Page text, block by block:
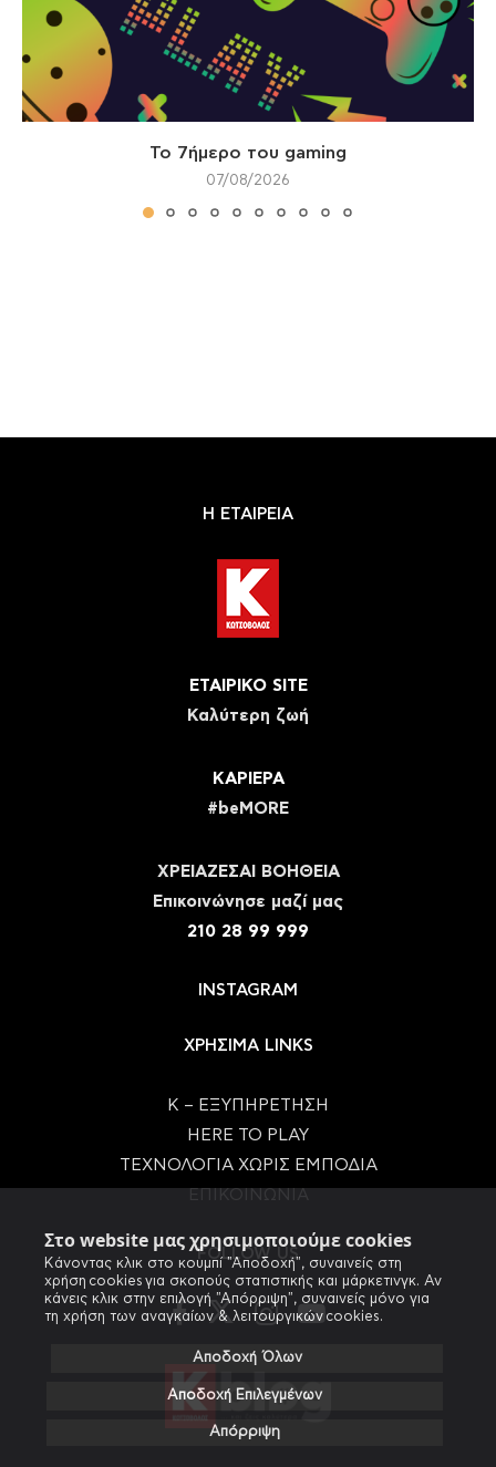
Στο website μας χρησιμοποιούμε cookies
Κάνοντας κλικ στο κουμπί "Αποδοχή", συναινείς στη
χρήση cookies για σκοπούς στατιστικής και μάρκετινγκ. Αν
κάνεις κλικ στην επιλογή "Απόρριψη", συναινείς μόνο για
τη χρήση των αναγκαίων & λειτουργικών cookies.
Αποδοχή Όλων
Αποδοχή Επιλεγμένων
Απόρριψη
Το 7ήμερο του gaming
07/08/2026
Η ΕΤΑΙΡΕΙΑ
ΕΤΑΙΡΙΚΟ SITE
Καλύτερη ζωή
ΚΑΡΙΕΡΑ
#beMORE
ΧΡΕΙΑΖΕΣΑΙ ΒΟΗΘΕΙΑ
Eπικοινώνησε μαζί μας
210 28 99 999
INSTAGRAM
ΧΡΗΣΙΜΑ LINKS
Κ – ΕΞΥΠΗΡΕΤΗΣΗ
HERE TO PLAY
ΤΕΧΝΟΛΟΓΙΑ ΧΩΡΙΣ ΕΜΠΟΔΙΑ
FOLLOW US